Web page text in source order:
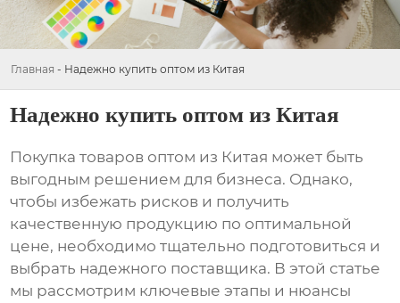
Главная - Надежно купить оптом из Китая
Надежно купить оптом из Китая
Покупка товаров оптом из Китая может быть
выгодным решением для бизнеса. Однако,
чтобы избежать рисков и получить
качественную продукцию по оптимальной
цене, необходимо тщательно подготовиться и
выбрать надежного поставщика. В этой статье
мы рассмотрим ключевые этапы и нюансы